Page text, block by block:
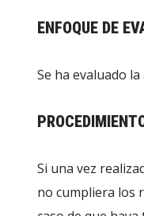
ENFOQUE DE
Se ha evaluado
Si una vez
no cumpliera los